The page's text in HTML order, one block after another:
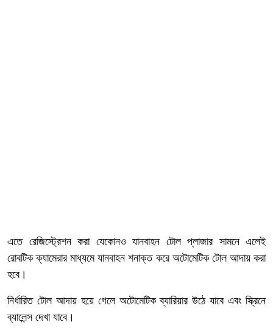
এতে রেজিস্ট্রেশন করা যেকোনও যানবাহন টোল প্লাজার সামনে এলেই
রোবটিক ক্যামেরার মাধ্যমে যানবাহন শনাক্ত করে অটোমেটিক টোল আদায় করা
হবে।
নির্ধারিত টোল আদায় হয়ে গেলে অটোমেটিক ব্যারিয়ার উঠে যাবে এবং স্ক্রিনে
ব্যালেন্স দেখা যাবে।